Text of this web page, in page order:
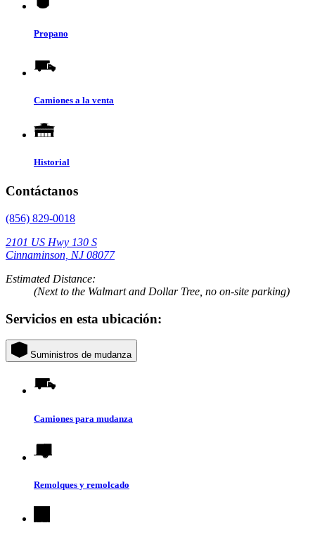
Propano
Camiones a la venta
Historial
Contáctanos
(856) 829-0018
2101 US Hwy 130 S
Cinnaminson, NJ 08077
Estimated Distance:
(Next to the Walmart and Dollar Tree, no on-site parking)
Servicios en esta ubicación:
Suministros de mudanza
Camiones para mudanza
Remolques y remolcado